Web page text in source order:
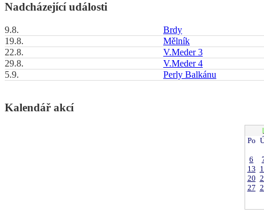
Nadcházející události
9.8.
Brdy
19.8.
Mělník
22.8.
V.Meder 3
29.8.
V.Meder 4
5.9.
Perly Balkánu
Kalendář akcí
Po
6
13
20
27